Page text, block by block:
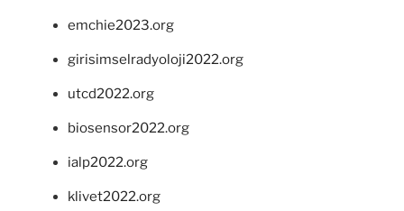
emchie2023.org
girisimselradyoloji2022.org
utcd2022.org
biosensor2022.org
ialp2022.org
klivet2022.org